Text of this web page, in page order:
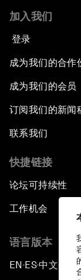
加入我们
登录
成为我们的合作
成为我们的会员
订阅我们的新闻
联系我们
快捷链接
论坛可持续性
工作机会
语言版本
EN ▪ES▪中文▪ 日